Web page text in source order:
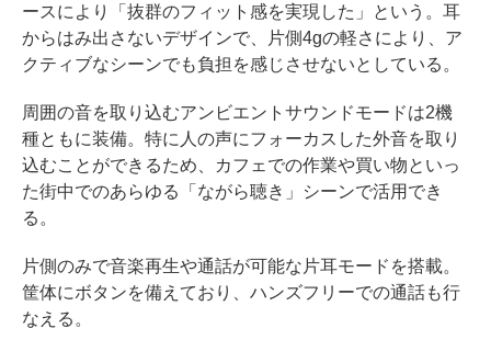
ースにより「抜群のフィット感を実現した」という。耳
からはみ出さないデザインで、片側4gの軽さにより、ア
クティブなシーンでも負担を感じさせないとしている。
周囲の音を取り込むアンビエントサウンドモードは2機
種ともに装備。特に人の声にフォーカスした外音を取り
込むことができるため、カフェでの作業や買い物といっ
た街中でのあらゆる「ながら聴き」シーンで活用でき
る。
片側のみで音楽再生や通話が可能な片耳モードを搭載。
筐体にボタンを備えており、ハンズフリーでの通話も行
なえる。